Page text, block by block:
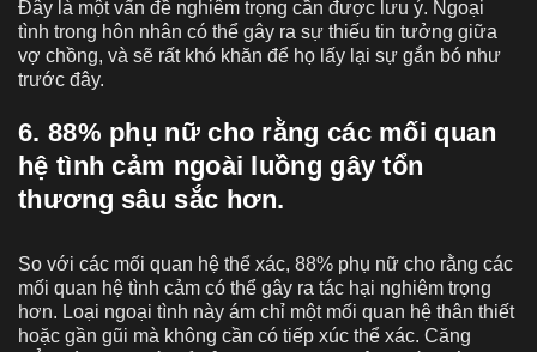
Đây là một vấn đề nghiêm trọng cần được lưu ý. Ngoại
tình trong hôn nhân có thể gây ra sự thiếu tin tưởng giữa
vợ chồng, và sẽ rất khó khăn để họ lấy lại sự gắn bó như
trước đây.
6. 88% phụ nữ cho rằng các mối quan
hệ tình cảm ngoài luồng gây tổn
thương sâu sắc hơn.
So với các mối quan hệ thể xác, 88% phụ nữ cho rằng các
mối quan hệ tình cảm có thể gây ra tác hại nghiêm trọng
hơn. Loại ngoại tình này ám chỉ một mối quan hệ thân thiết
hoặc gần gũi mà không cần có tiếp xúc thể xác. Căng